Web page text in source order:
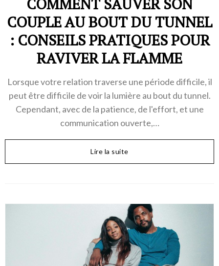
COMMENT SAUVER SON
COUPLE AU BOUT DU TUNNEL
: CONSEILS PRATIQUES POUR
RAVIVER LA FLAMME
Lorsque votre relation traverse une période difficile, il
peut être difficile de voir la lumière au bout du tunnel.
Cependant, avec de la patience, de l'effort, et une
communication ouverte,…
Lire la suite